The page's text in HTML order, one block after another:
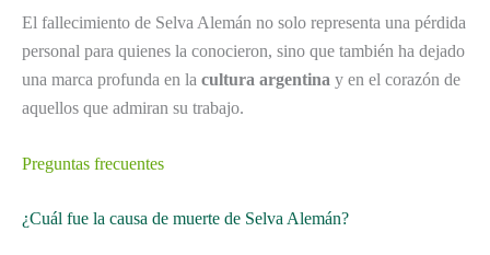
El fallecimiento de Selva Alemán no solo representa una pérdida
personal para quienes la conocieron, sino que también ha dejado
una marca profunda en la cultura argentina y en el corazón de
aquellos que admiran su trabajo.
Preguntas frecuentes
¿Cuál fue la causa de muerte de Selva Alemán?